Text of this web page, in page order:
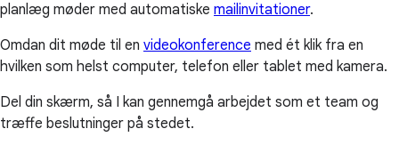
planlæg møder med automatiske mailinvitationer.
Omdan dit møde til en videokonference med ét klik fra en
hvilken som helst computer, telefon eller tablet med kamera.
Del din skærm, så I kan gennemgå arbejdet som et team og
træffe beslutninger på stedet.